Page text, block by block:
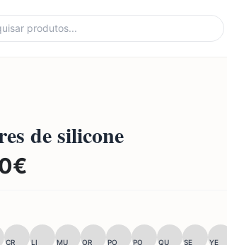
de silicone
€
CR LI MU OR PO PO QU SE YE